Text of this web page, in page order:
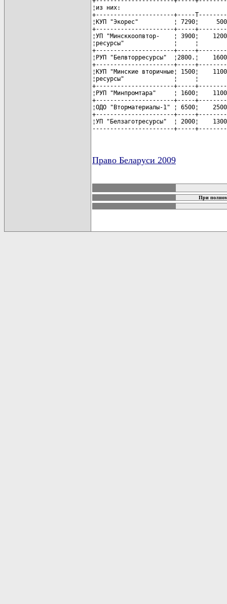
¦из них:
+----------------------+-----
¦КУП "Экорес"          ¦ 7290¦
+----------------------+-----
¦УП "Минсккоопвтор-    ¦ 3900¦
¦ресурсы"              ¦     ¦
+----------------------+-----
¦РУП "Белвторресурсы"
+----------------------+-----
¦КУП "Минские вторичные¦
¦ресурсы"              ¦     ¦
+----------------------+-----
¦РУП "Минпромтара"     ¦
+----------------------+-----
¦ОДО "Вторматериалы-1" ¦
+----------------------+-----
¦УП "Белзаготресурсы"  ¦
-----------------------+-----
Право Беларуси 2009
При полном